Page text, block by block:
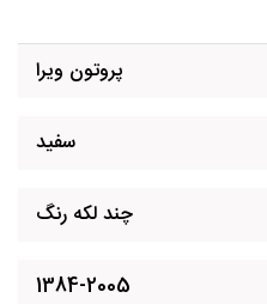
پروتون ویرا
سفید
چند لکه رنگ
1384-2005